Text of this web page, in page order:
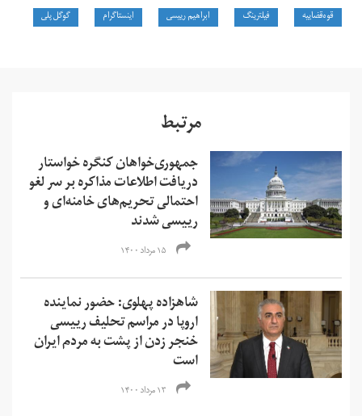
قوه‌قضاییه فیلترینگ ابراهیم رییسی اینستاگرام گوگل پلی
مرتبط
جمهوری‌خواهان کنگره خواستار
دریافت اطلاعات مذاکره بر سر لغو
احتمالی تحریم‌های خامنه‌ای و
رییسی شدند
۱۵ مرداد ۱۴۰۰
شاهزاده پهلوی: حضور نماینده
اروپا در مراسم تحلیف رییسی
خنجر زدن از پشت به مردم ایران
است
۱۳ مرداد ۱۴۰۰